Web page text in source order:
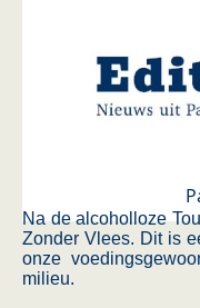
Na de alcoholloze
Zonder Vlees. Dit is
onze
milieu.